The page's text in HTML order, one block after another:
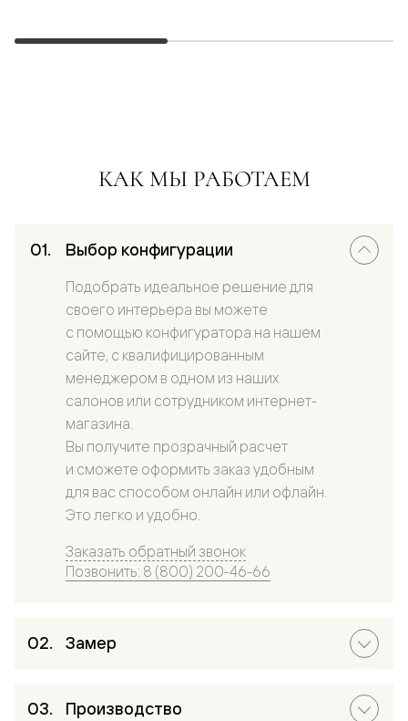
КАК МЫ РАБОТАЕМ
Выбор конфигурации
Подобрать идеальное решение для
своего интерьера вы можете
с помощью конфигуратора на нашем
сайте, с квалифицированным
менеджером в одном из наших
салонов или сотрудником интернет-
магазина.
Вы получите прозрачный расчет
и сможете оформить заказ удобным
для вас способом онлайн или офлайн.
Это легко и удобно.
Заказать обратный звонок
Позвонить: 8 (800) 200-46-66
Замер
Производство